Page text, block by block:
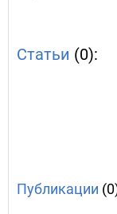
Статьи (0):
Публикации